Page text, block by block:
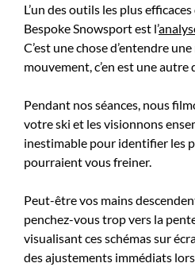
L’un des outils les plus
Bespoke Snowsport est l’
C’est une chose d’entendre
mouvement, c’en est une autre
Pendant nos séances, nous
votre ski et les visionnons
inestimable pour identifier les
pourraient vous freiner.
Peut-être vos mains
penchez-vous trop vers la
visualisant ces schémas sur
des ajustements immédiats